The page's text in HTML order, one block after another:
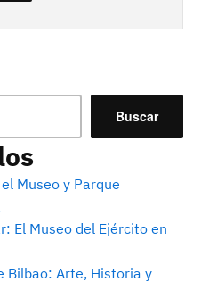
Buscar
Museo y Parque
El Museo del Ejército en
Bilbao: Arte, Historia y